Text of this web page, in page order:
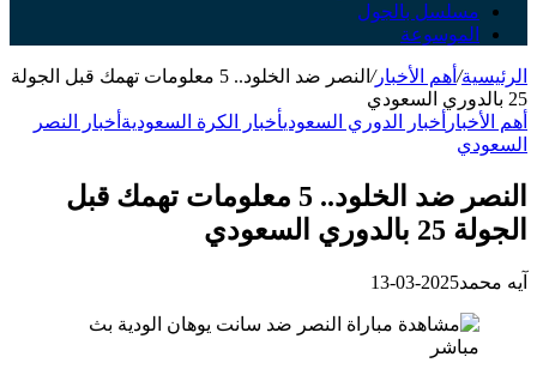
بالجول
/أهم الأخبار/ النصر ضد الخلود.. 5 معلومات تهمك قبل الجولة
أخبار الدوري السعودي أخبار الكرة السعوديةأخبار النصر
النصر ضد الخلود.. 5 معلومات تهمك قبل
السعودي
2025-03-13